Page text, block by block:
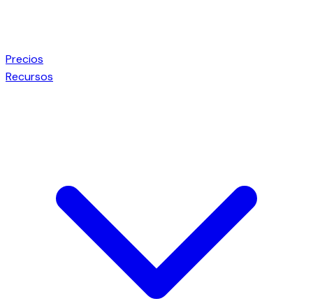
Precios
Recursos